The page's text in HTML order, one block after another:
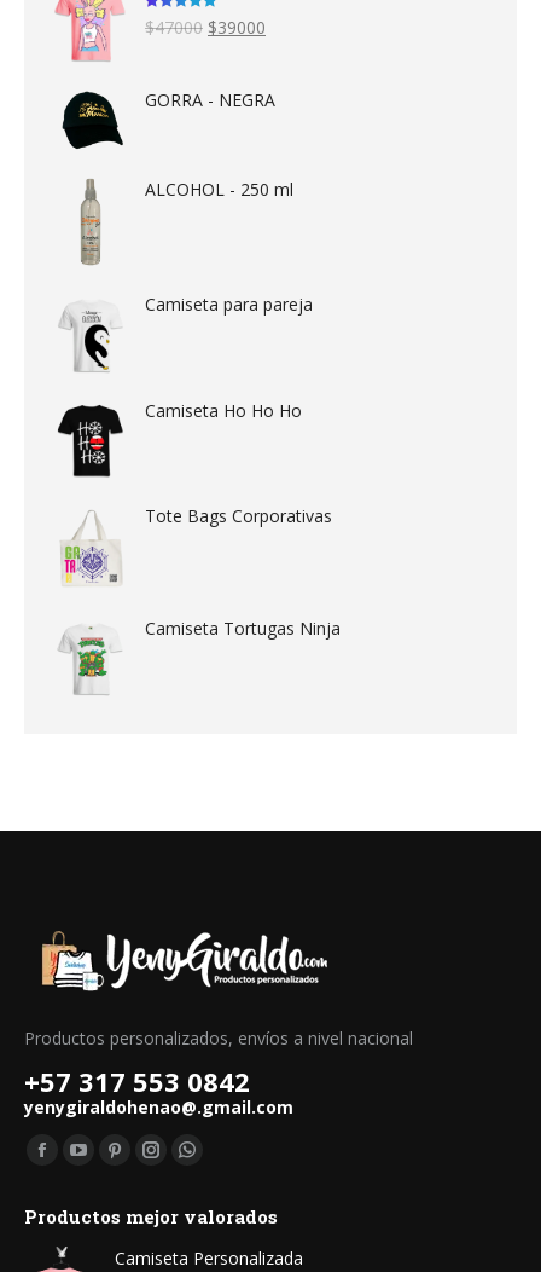
Valorado en
5.00 de 5
$47000 Original
$47000.
$39000
$39000.
GORRA - NEGRA
ALCOHOL - 250 ml
Camiseta para pareja
Camiseta Ho Ho Ho
Tote Bags Corporativas
Camiseta Tortugas Ninja
Productos personalizados, envíos a nivel nacional
+57 317 553 0842
yenygiraldohenao@.gmail.com
Find us on:
Facebook
opens
YouTube
opens
Pinterest
opens
in
Instagram
opens
in
Whatsapp
opens
in
Productos mejor valorados
Camiseta Personalizada